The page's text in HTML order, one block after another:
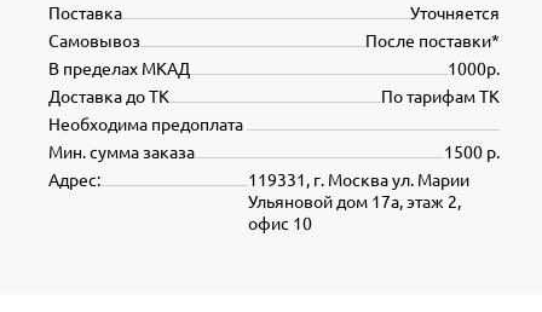
Уточняется
Поставка
После поставки*
Самовывоз
1000р.
В пределах МКАД
По тарифам ТК
Доставка до ТК
Необходима предоплата
1500 р.
Мин. сумма заказа
119331, г. Москва ул. Марии
Ульяновой дом 17а, этаж 2,
офис 10
Адрес: